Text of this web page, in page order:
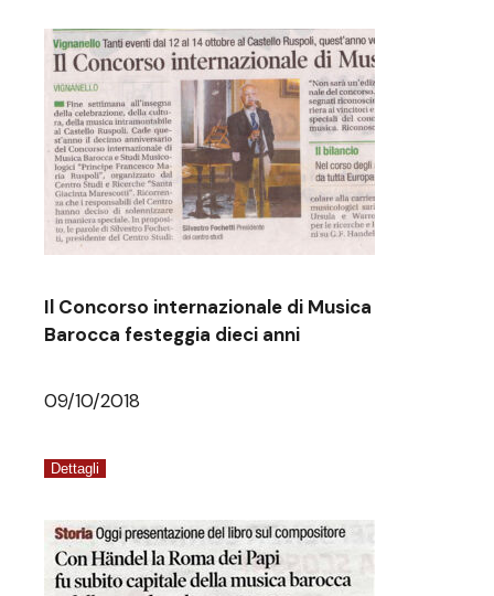
Il Concorso internazionale di Musica
Barocca festeggia dieci anni
09/10/2018
Dettagli